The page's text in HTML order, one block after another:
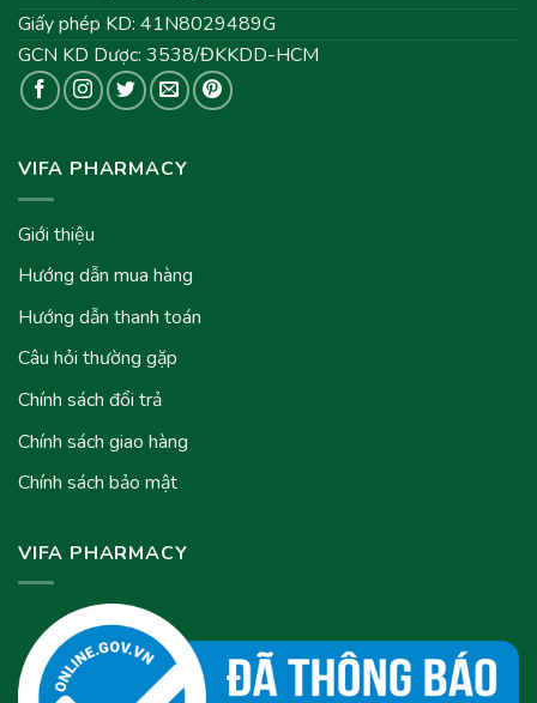
Giấy phép KD: 41N8029489G
GCN KD Dược: 3538/ĐKKDD-HCM
VIFA PHARMACY
Giới thiệu
Hướng dẫn mua hàng
Hướng dẫn thanh toán
Câu hỏi thường gặp
Chính sách đổi trả
Chính sách giao hàng
Chính sách bảo mật
VIFA PHARMACY